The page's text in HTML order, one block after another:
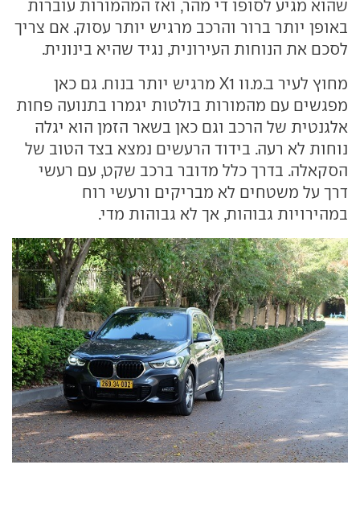
שהוא מגיע לסופו די מהר, ואז המהמורות עוברות
באופן יותר ברור והרכב מרגיש יותר עסוק. אם צריך
לסכם את הנוחות העירונית, נגיד שהיא בינונית.
מחוץ לעיר ב.מ.וו X1 מרגיש יותר בנוח. גם כאן
מפגשים עם מהמורות בולטות יגמרו בתנועה פחות
אלגנטית של הרכב וגם כאן בשאר הזמן הוא יגלה
נוחות לא רעה. בידוד הרעשים נמצא בצד הטוב של
הסקאלה. בדרך כלל מדובר ברכב שקט, עם רעשי
דרך על משטחים לא מבריקים ורעשי רוח
במהירויות גבוהות, אך לא גבוהות מדי.